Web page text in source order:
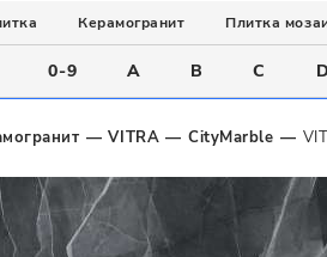
Стиль
Современный
Пэчворк
Все
Керамогранит
Поверхность
Матовая
Полированная
Все
Плитка
Цвет
Белый
Серый
Все
0-9 A B C D
VITRA CityMarble